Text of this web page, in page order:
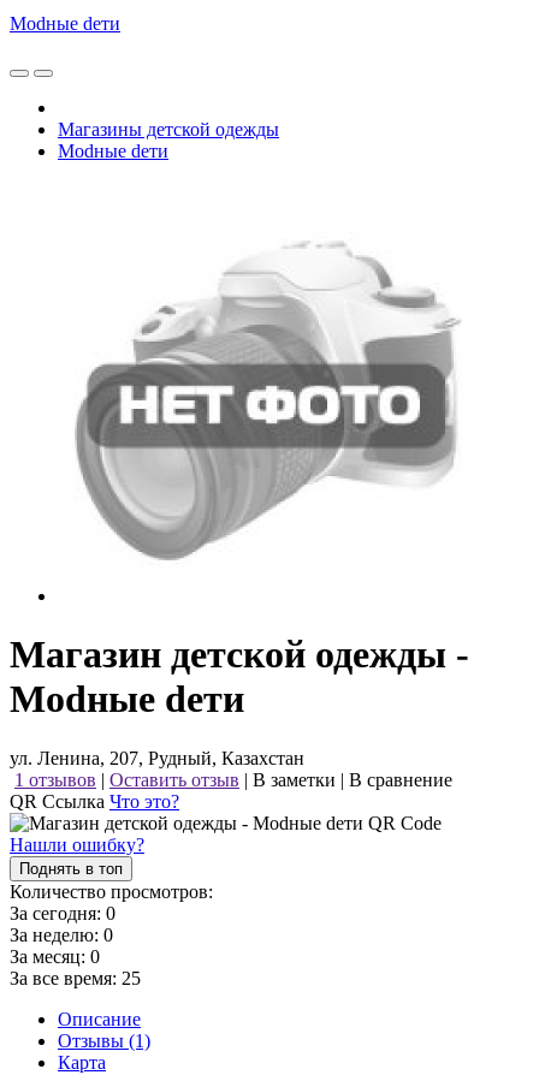
Modные dети
Магазины детской одежды
Modные dети
Магазин детской одежды -
Modные dети
ул. Ленина, 207, Рудный, Казахстан
1 отзывов | Оставить отзыв | В заметки | В сравнение
QR Ссылка Что это?
Нашли ошибку?
Поднять в топ
Количество просмотров:
За сегодня: 0
За неделю: 0
За месяц: 0
За все время: 25
Описание
Отзывы (1)
Карта